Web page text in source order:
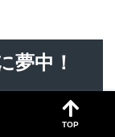
夢中！
TOP